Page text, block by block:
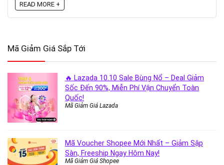
READ MORE +
Mã Giảm Giá Sắp Tới
🔥 Lazada 10.10 Sale Bùng Nổ – Deal Giảm
Sốc Đến 90%, Miễn Phí Vận Chuyển Toàn
Quốc!
Mã Giảm Giá Lazada
Mã Voucher Shopee Mới Nhất – Giảm Sập
Sàn, Freeship Ngay Hôm Nay!
Mã Giảm Giá Shopee